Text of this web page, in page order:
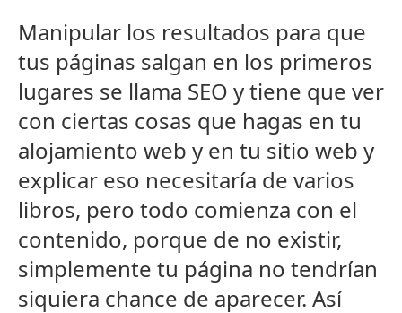
Manipular los resultados para que
tus páginas salgan en los primeros
lugares se llama SEO y tiene que ver
con ciertas cosas que hagas en tu
alojamiento web y en tu sitio web y
explicar eso necesitaría de varios
libros, pero todo comienza con el
contenido, porque de no existir,
simplemente tu página no tendrían
siquiera chance de aparecer. Así